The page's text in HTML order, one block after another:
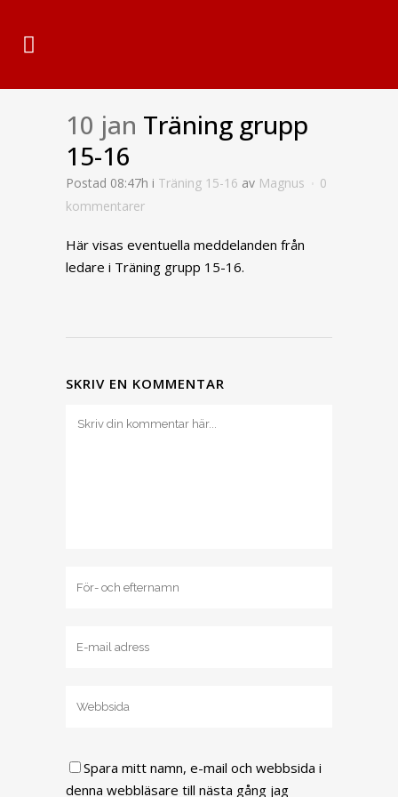
10 jan Träning grupp
15-16
Postad 08:47h i Träning 15-16 av Magnus
0
kommentarer
Här visas eventuella meddelanden från
ledare i Träning grupp 15-16.
SKRIV EN KOMMENTAR
Spara mitt namn, e-mail och webbsida i
denna webbläsare till nästa gång jag